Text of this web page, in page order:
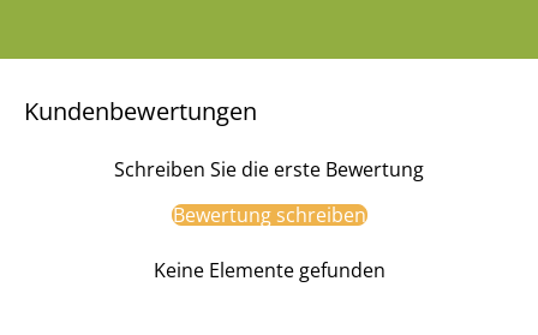
Kundenbewertungen
Schreiben Sie die erste Bewertung
Bewertung schreiben
Keine Elemente gefunden